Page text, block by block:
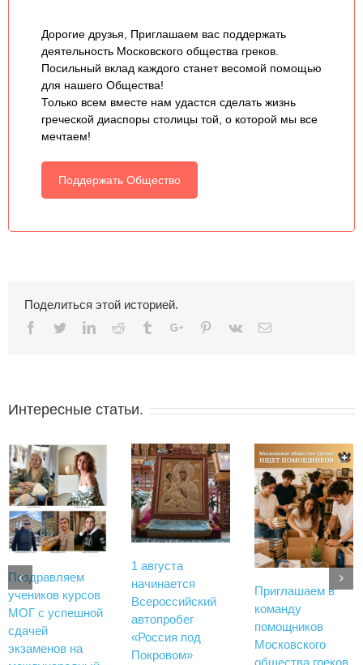
Дорогие друзья, Приглашаем вас поддержать
деятельность Московского общества греков.
Посильный вклад каждого станет весомой помощью
для нашего Общества!
Только всем вместе нам удастся сделать жизнь
греческой диаспоры столицы той, о которой мы все
мечтаем!
Поддержать Общество
Поделиться этой историей.
Facebook
TwitterLinkedinReddit TumblrGoogle+Pinterest
Vk Email
Интересные статьи.
Поздравляем
учеников курсов
МОГ с успешной
сдачей
экзаменов на
1 августа
начинается
Всероссийский
автопробег
«Россия под
Покровом»
Приглашаем в
команду
помощников
Московского
общества греков